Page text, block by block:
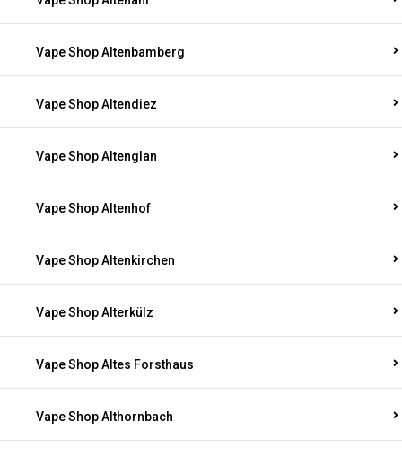
Vape Shop Altenbamberg
Vape Shop Altendiez
Vape Shop Altenglan
Vape Shop Altenhof
Vape Shop Altenkirchen
Vape Shop Alterkülz
Vape Shop Altes Forsthaus
Vape Shop Althornbach